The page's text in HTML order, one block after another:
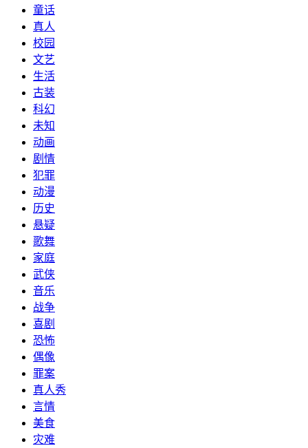
童话
真人
校园
文艺
生活
古装
科幻
未知
动画
剧情
犯罪
动漫
历史
悬疑
歌舞
家庭
武侠
音乐
战争
喜剧
恐怖
偶像
罪案
真人秀
言情
美食
灾难